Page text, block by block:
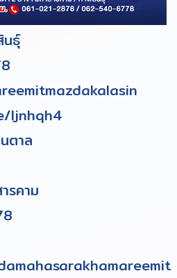
นธุ์
ljnhqh4
ตาล
รคาม